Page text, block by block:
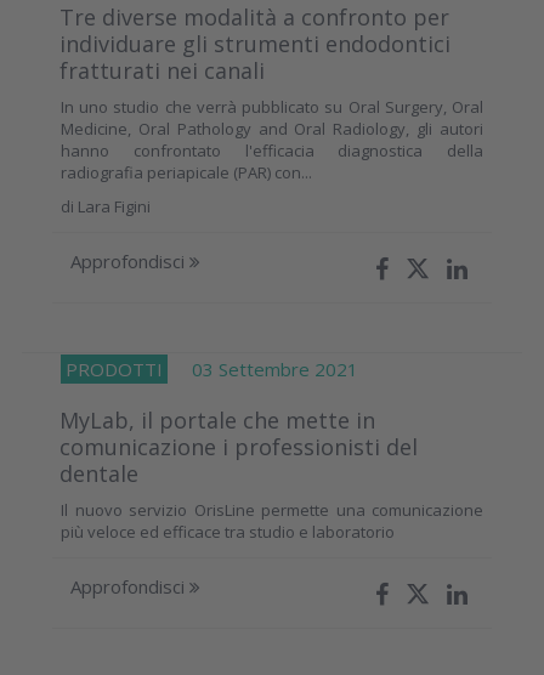
Tre diverse modalità a confronto per
individuare gli strumenti endodontici
fratturati nei canali
In uno studio che verrà pubblicato su Oral Surgery, Oral
Medicine, Oral Pathology and Oral Radiology, gli autori
hanno confrontato l'efficacia diagnostica della
radiografia periapicale (PAR) con...
di Lara Figini
Approfondisci
PRODOTTI 03 Settembre 2021
MyLab, il portale che mette in
comunicazione i professionisti del
dentale
Il nuovo servizio OrisLine permette una comunicazione
più veloce ed efficace tra studio e laboratorio
Approfondisci